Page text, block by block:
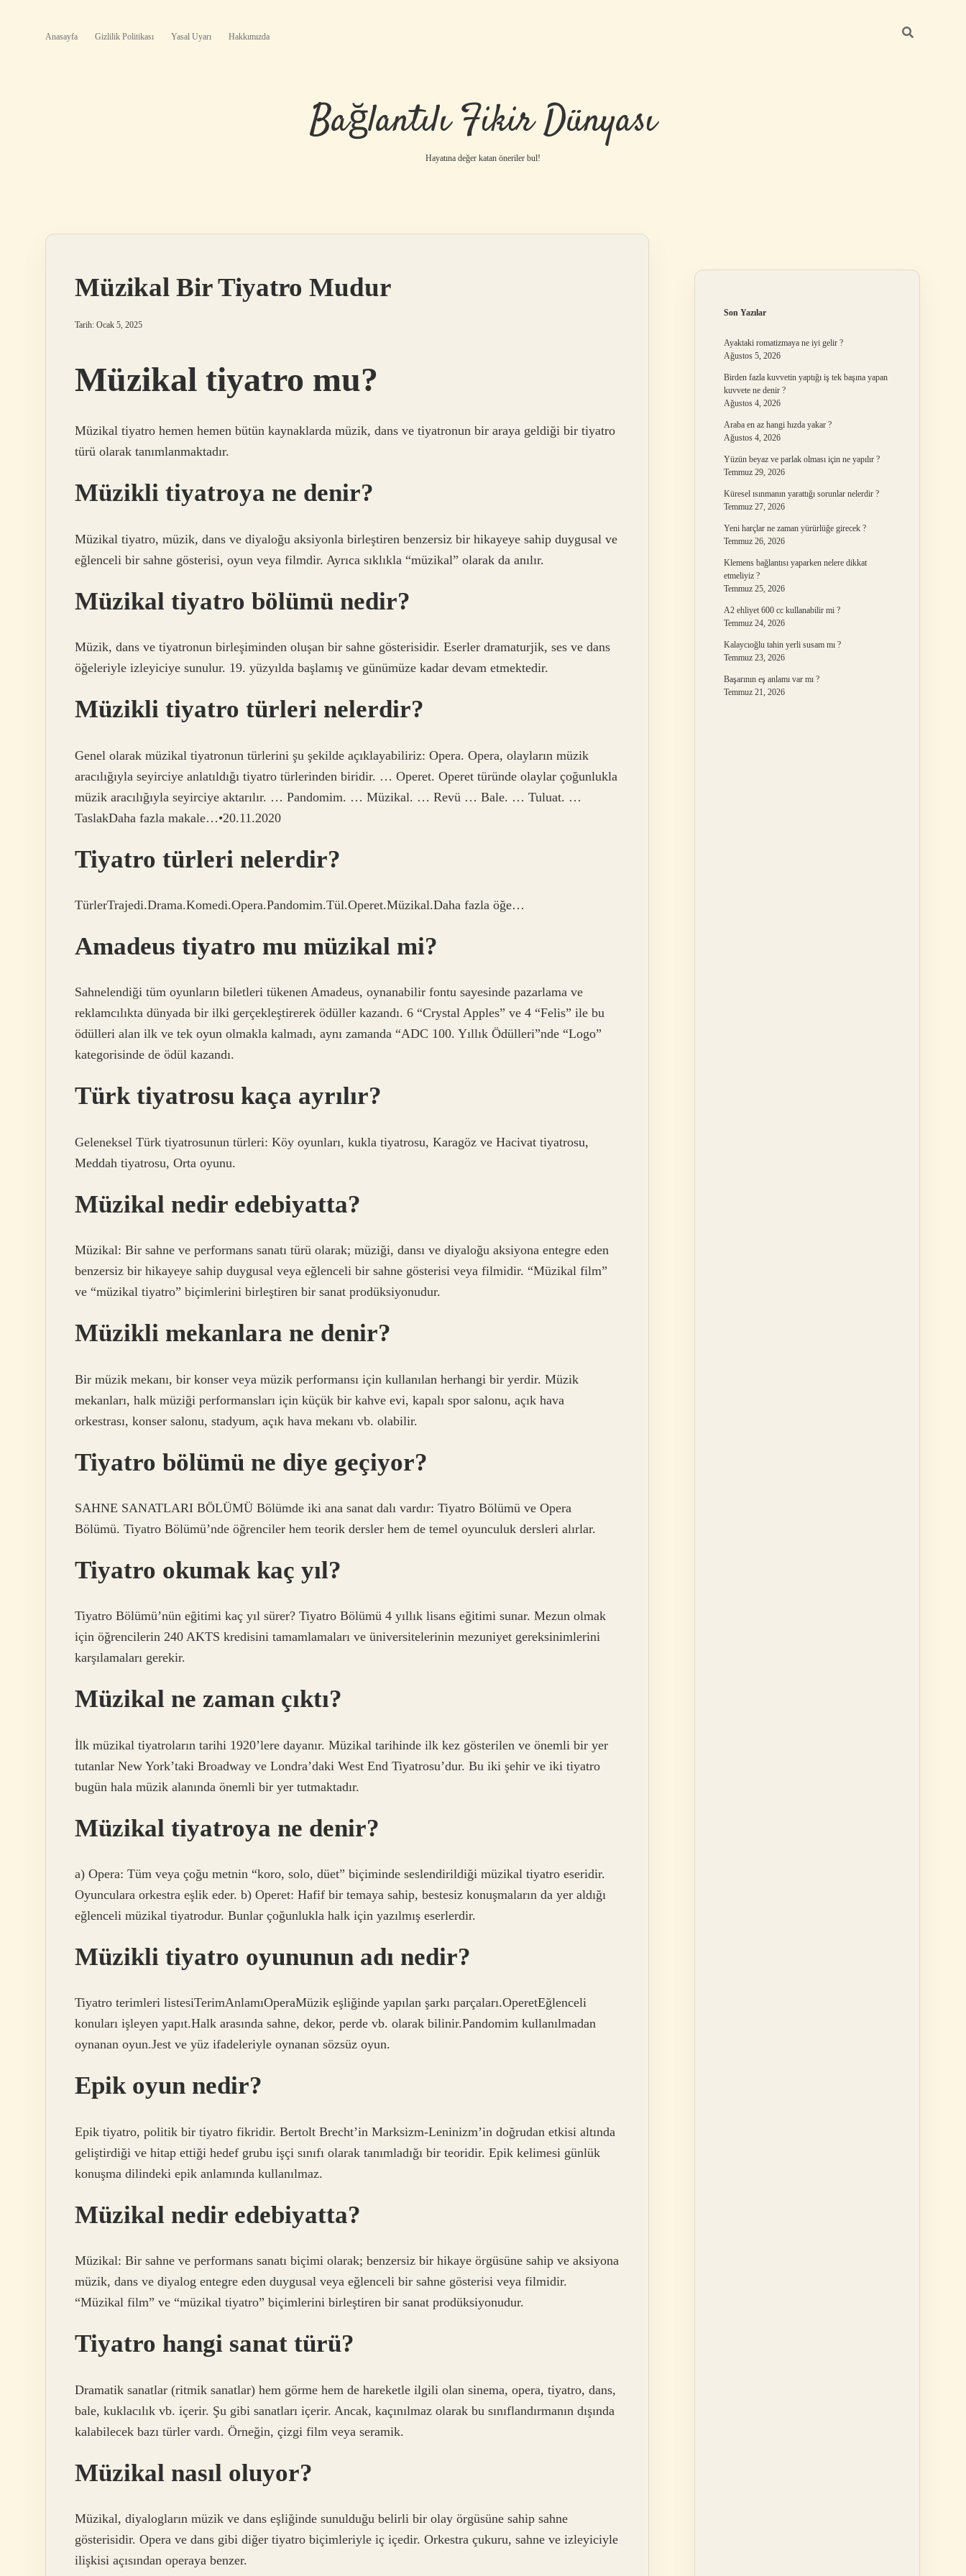
Anasayfa Gizlilik Politikası Yasal Uyarı Hakkımızda
Bağlantılı Fikir Dünyası
Hayatına değer katan öneriler bul!
Müzikal Bir Tiyatro Mudur
Tarih: Ocak 5, 2025
Müzikal tiyatro mu?
Müzikal tiyatro hemen hemen bütün kaynaklarda müzik, dans ve tiyatronun bir araya geldiği bir tiyatro
türü olarak tanımlanmaktadır.
Müzikli tiyatroya ne denir?
Müzikal tiyatro, müzik, dans ve diyaloğu aksiyonla birleştiren benzersiz bir hikayeye sahip duygusal ve
eğlenceli bir sahne gösterisi, oyun veya filmdir. Ayrıca sıklıkla “müzikal” olarak da anılır.
Müzikal tiyatro bölümü nedir?
Müzik, dans ve tiyatronun birleşiminden oluşan bir sahne gösterisidir. Eserler dramaturjik, ses ve dans
öğeleriyle izleyiciye sunulur. 19. yüzyılda başlamış ve günümüze kadar devam etmektedir.
Müzikli tiyatro türleri nelerdir?
Genel olarak müzikal tiyatronun türlerini şu şekilde açıklayabiliriz: Opera. Opera, olayların müzik
aracılığıyla seyirciye anlatıldığı tiyatro türlerinden biridir. … Operet. Operet türünde olaylar çoğunlukla
müzik aracılığıyla seyirciye aktarılır. … Pandomim. … Müzikal. … Revü … Bale. … Tuluat. …
TaslakDaha fazla makale…•20.11.2020
Tiyatro türleri nelerdir?
TürlerTrajedi.Drama.Komedi.Opera.Pandomim.Tül.Operet.Müzikal.Daha fazla öğe…
Amadeus tiyatro mu müzikal mi?
Sahnelendiği tüm oyunların biletleri tükenen Amadeus, oynanabilir fontu sayesinde pazarlama ve
reklamcılıkta dünyada bir ilki gerçekleştirerek ödüller kazandı. 6 “Crystal Apples” ve 4 “Felis” ile bu
ödülleri alan ilk ve tek oyun olmakla kalmadı, aynı zamanda “ADC 100. Yıllık Ödülleri”nde “Logo”
kategorisinde de ödül kazandı.
Türk tiyatrosu kaça ayrılır?
Geleneksel Türk tiyatrosunun türleri: Köy oyunları, kukla tiyatrosu, Karagöz ve Hacivat tiyatrosu,
Meddah tiyatrosu, Orta oyunu.
Müzikal nedir edebiyatta?
Müzikal: Bir sahne ve performans sanatı türü olarak; müziği, dansı ve diyaloğu aksiyona entegre eden
benzersiz bir hikayeye sahip duygusal veya eğlenceli bir sahne gösterisi veya filmidir. “Müzikal film”
ve “müzikal tiyatro” biçimlerini birleştiren bir sanat prodüksiyonudur.
Müzikli mekanlara ne denir?
Bir müzik mekanı, bir konser veya müzik performansı için kullanılan herhangi bir yerdir. Müzik
mekanları, halk müziği performansları için küçük bir kahve evi, kapalı spor salonu, açık hava
orkestrası, konser salonu, stadyum, açık hava mekanı vb. olabilir.
Tiyatro bölümü ne diye geçiyor?
SAHNE SANATLARI BÖLÜMÜ Bölümde iki ana sanat dalı vardır: Tiyatro Bölümü ve Opera
Bölümü. Tiyatro Bölümü’nde öğrenciler hem teorik dersler hem de temel oyunculuk dersleri alırlar.
Tiyatro okumak kaç yıl?
Tiyatro Bölümü’nün eğitimi kaç yıl sürer? Tiyatro Bölümü 4 yıllık lisans eğitimi sunar. Mezun olmak
için öğrencilerin 240 AKTS kredisini tamamlamaları ve üniversitelerinin mezuniyet gereksinimlerini
karşılamaları gerekir.
Müzikal ne zaman çıktı?
İlk müzikal tiyatroların tarihi 1920’lere dayanır. Müzikal tarihinde ilk kez gösterilen ve önemli bir yer
tutanlar New York’taki Broadway ve Londra’daki West End Tiyatrosu’dur. Bu iki şehir ve iki tiyatro
bugün hala müzik alanında önemli bir yer tutmaktadır.
Müzikal tiyatroya ne denir?
a) Opera: Tüm veya çoğu metnin “koro, solo, düet” biçiminde seslendirildiği müzikal tiyatro eseridir.
Oyunculara orkestra eşlik eder. b) Operet: Hafif bir temaya sahip, bestesiz konuşmaların da yer aldığı
eğlenceli müzikal tiyatrodur. Bunlar çoğunlukla halk için yazılmış eserlerdir.
Müzikli tiyatro oyununun adı nedir?
Tiyatro terimleri listesiTerimAnlamıOperaMüzik eşliğinde yapılan şarkı parçaları.OperetEğlenceli
konuları işleyen yapıt.Halk arasında sahne, dekor, perde vb. olarak bilinir.Pandomim kullanılmadan
oynanan oyun.Jest ve yüz ifadeleriyle oynanan sözsüz oyun.
Epik oyun nedir?
Epik tiyatro, politik bir tiyatro fikridir. Bertolt Brecht’in Marksizm-Leninizm’in doğrudan etkisi altında
geliştirdiği ve hitap ettiği hedef grubu işçi sınıfı olarak tanımladığı bir teoridir. Epik kelimesi günlük
konuşma dilindeki epik anlamında kullanılmaz.
Müzikal nedir edebiyatta?
Müzikal: Bir sahne ve performans sanatı biçimi olarak; benzersiz bir hikaye örgüsüne sahip ve aksiyona
müzik, dans ve diyalog entegre eden duygusal veya eğlenceli bir sahne gösterisi veya filmidir.
“Müzikal film” ve “müzikal tiyatro” biçimlerini birleştiren bir sanat prodüksiyonudur.
Tiyatro hangi sanat türü?
Dramatik sanatlar (ritmik sanatlar) hem görme hem de hareketle ilgili olan sinema, opera, tiyatro, dans,
bale, kuklacılık vb. içerir. Şu gibi sanatları içerir. Ancak, kaçınılmaz olarak bu sınıflandırmanın dışında
kalabilecek bazı türler vardı. Örneğin, çizgi film veya seramik.
Müzikal nasıl oluyor?
Müzikal, diyalogların müzik ve dans eşliğinde sunulduğu belirli bir olay örgüsüne sahip sahne
gösterisidir. Opera ve dans gibi diğer tiyatro biçimleriyle iç içedir. Orkestra çukuru, sahne ve izleyiciyle
ilişkisi açısından operaya benzer.
Son Yazılar
Ayaktaki romatizmaya ne iyi gelir ?
Ağustos 5, 2026
Birden fazla kuvvetin yaptığı iş tek başına yapan
kuvvete ne denir ?
Ağustos 4, 2026
Araba en az hangi hızda yakar ?
Ağustos 4, 2026
Yüzün beyaz ve parlak olması için ne yapılır ?
Temmuz 29, 2026
Küresel ısınmanın yarattığı sorunlar nelerdir ?
Temmuz 27, 2026
Yeni harçlar ne zaman yürürlüğe girecek ?
Temmuz 26, 2026
Klemens bağlantısı yaparken nelere dikkat
etmeliyiz ?
Temmuz 25, 2026
A2 ehliyet 600 cc kullanabilir mi ?
Temmuz 24, 2026
Kalaycıoğlu tahin yerli susam mı ?
Temmuz 23, 2026
Başarının eş anlamı var mı ?
Temmuz 21, 2026